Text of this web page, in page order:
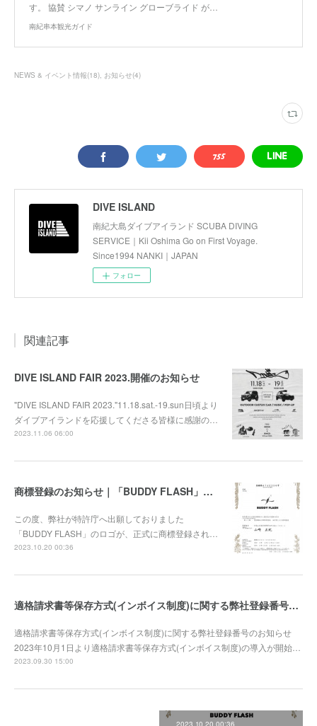
す。 協賛 シマノ サンライン グローブライド が…
南紀串本観光ガイド
NEWS & イベント情報(18) お知らせ(4)
DIVE ISLAND
南紀大島ダイブアイランド SCUBA DIVING
SERVICE｜Kii Oshima Go on First Voyage.
Since1994 NANKI｜JAPAN
フォロー
関連記事
DIVE ISLAND FAIR 2023.開催のお知らせ
"DIVE ISLAND FAIR 2023."11.18.sat.-19.sun日頃より
ダイブアイランドを応援してくださる皆様に感謝の…
2023.11.06 06:00
商標登録のお知らせ｜「BUDDY FLASH」ロゴ
この度、弊社が特許庁へ出願しておりました
「BUDDY FLASH」のロゴが、正式に商標登録され…
2023.10.20 00:36
適格請求書等保存方式(インボイス制度)に関する弊社登録番号のお知らせ
適格請求書等保存方式(インボイス制度)に関する弊社登録番号のお知らせ
2023年10月1日より適格請求書等保存方式(インボイス制度)の導入が開始…
2023.09.30 15:00
2023.10.20 00:36